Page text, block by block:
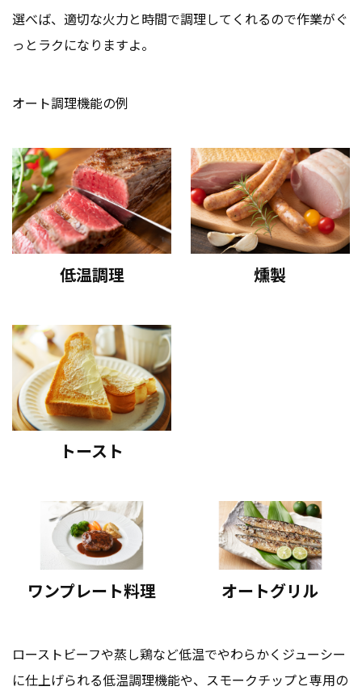
選べば、適切な火力と時間で調理してくれるので作業がぐ
っとラクになりますよ。
オート調理機能の例
低温調理 燻製
トースト
ワンプレート料理 オートグリル
ローストビーフや蒸し鶏など低温でやわらかくジューシー
に仕上げられる低温調理機能や、スモークチップと専用の